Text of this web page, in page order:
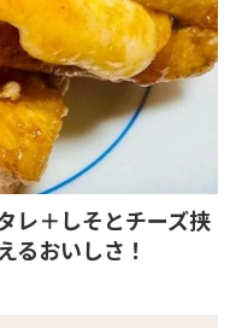
レ＋しそとチーズ挟
るおいしさ！